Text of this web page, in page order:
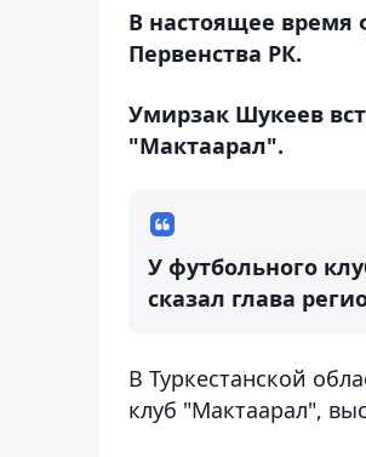
В настоящее время
Первенства РК.
Умирзак Шукеев
"Мактаарал".
У футбольного
сказал глава
В Туркестанской
клуб "Мактаарал",